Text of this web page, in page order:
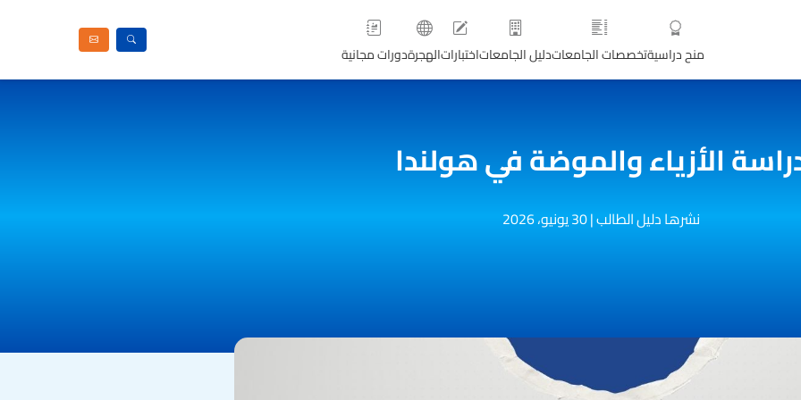
منح دراسيةتخصصات الجامعاتدليل الجامعاتاختباراتالهجرةدورات مجانية
الأزياء والموضة في هولندا
نشرها دليل الطالب|30 يونيو، 2026